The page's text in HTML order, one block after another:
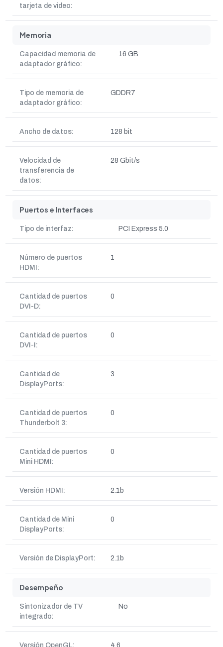
tarjeta de video:
Memoria
Capacidad memoria de
adaptador gráfico:
16 GB
Tipo de memoria de
adaptador gráfico:
GDDR7
Ancho de datos: 128 bit
Velocidad de
transferencia de
datos:
28 Gbit/s
Puertos e Interfaces
Tipo de interfaz: PCI Express 5.0
Número de puertos
HDMI:
1
Cantidad de puertos
DVI-D:
0
Cantidad de puertos
DVI-I:
0
Cantidad de
DisplayPorts:
3
Cantidad de puertos
Thunderbolt 3:
0
Cantidad de puertos
Mini HDMI:
0
Versión HDMI: 2.1b
Cantidad de Mini
DisplayPorts:
0
Versión de DisplayPort: 2.1b
Desempeño
Sintonizador de TV
integrado:
No
Versión OpenGL: 4.6